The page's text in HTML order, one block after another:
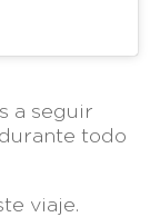
a seguir
todo
viaje.